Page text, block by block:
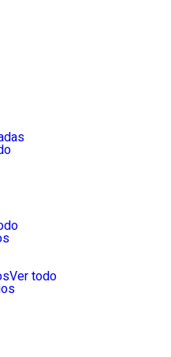
Ver todo